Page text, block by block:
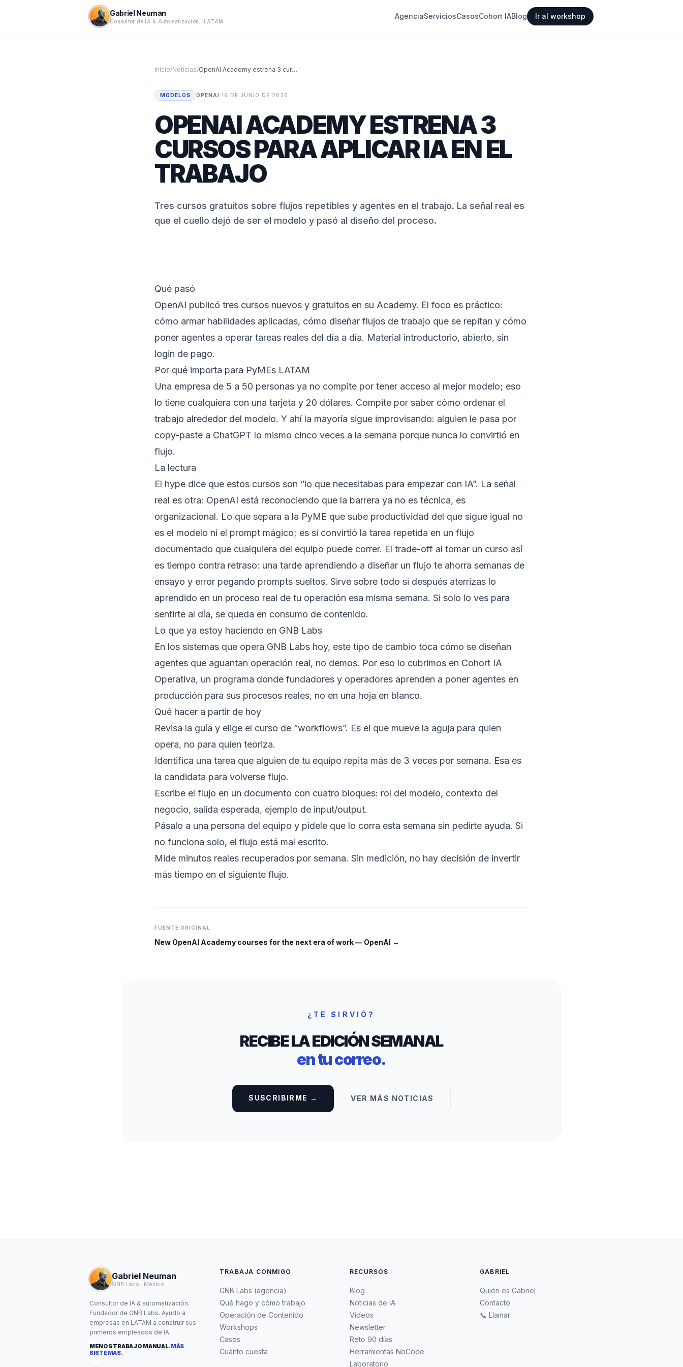
Gabriel Neuman
Consultor de IA & Automatización · LATAM
AgenciaServiciosCasosCohort IABlog Ir al workshop
Inicio/Noticias/ OpenAI Academy estrena 3 cursos para aplicar IA en el trabajo
MODELOS OPENAI ·19 DE JUNIO DE 2026
OPENAI ACADEMY ESTRENA 3
CURSOS PARA APLICAR IA EN EL
TRABAJO
Tres cursos gratuitos sobre flujos repetibles y agentes en el trabajo. La señal real es
que el cuello dejó de ser el modelo y pasó al diseño del proceso.
Qué pasó
OpenAI publicó tres cursos nuevos y gratuitos en su Academy. El foco es práctico:
cómo armar habilidades aplicadas, cómo diseñar flujos de trabajo que se repitan y cómo
poner agentes a operar tareas reales del día a día. Material introductorio, abierto, sin
login de pago.
Por qué importa para PyMEs LATAM
Una empresa de 5 a 50 personas ya no compite por tener acceso al mejor modelo; eso
lo tiene cualquiera con una tarjeta y 20 dólares. Compite por saber cómo ordenar el
trabajo alrededor del modelo. Y ahí la mayoría sigue improvisando: alguien le pasa por
copy-paste a ChatGPT lo mismo cinco veces a la semana porque nunca lo convirtió en
flujo.
La lectura
El hype dice que estos cursos son “lo que necesitabas para empezar con IA”. La señal
real es otra: OpenAI está reconociendo que la barrera ya no es técnica, es
organizacional. Lo que separa a la PyME que sube productividad del que sigue igual no
es el modelo ni el prompt mágico; es si convirtió la tarea repetida en un flujo
documentado que cualquiera del equipo puede correr. El trade-off al tomar un curso así
es tiempo contra retraso: una tarde aprendiendo a diseñar un flujo te ahorra semanas de
ensayo y error pegando prompts sueltos. Sirve sobre todo si después aterrizas lo
aprendido en un proceso real de tu operación esa misma semana. Si solo lo ves para
sentirte al día, se queda en consumo de contenido.
Lo que ya estoy haciendo en GNB Labs
En los sistemas que opera GNB Labs hoy, este tipo de cambio toca cómo se diseñan
agentes que aguantan operación real, no demos. Por eso lo cubrimos en Cohort IA
Operativa, un programa donde fundadores y operadores aprenden a poner agentes en
producción para sus procesos reales, no en una hoja en blanco.
Qué hacer a partir de hoy
Revisa la guía y elige el curso de “workflows”. Es el que mueve la aguja para quien
opera, no para quien teoriza.
Identifica una tarea que alguien de tu equipo repita más de 3 veces por semana. Esa es
la candidata para volverse flujo.
Escribe el flujo en un documento con cuatro bloques: rol del modelo, contexto del
negocio, salida esperada, ejemplo de input/output.
Pásalo a una persona del equipo y pídele que lo corra esta semana sin pedirte ayuda. Si
no funciona solo, el flujo está mal escrito.
Mide minutos reales recuperados por semana. Sin medición, no hay decisión de invertir
más tiempo en el siguiente flujo.
FUENTE ORIGINAL
New OpenAI Academy courses for the next era of work— OpenAI →
¿TE SIRVIÓ?
RECIBE LA EDICIÓN SEMANAL
en tu correo.
SUSCRIBIRME → VER MÁS NOTICIAS
Gabriel Neuman
GNB Labs · México
Consultor de IA & automatización.
Fundador de GNB Labs. Ayudo a
empresas en LATAM a construir sus
primeros empleados de IA.
MENOS TRABAJO MANUAL.MÁS
SISTEMAS.
TRABAJA CONMIGO
GNB Labs (agencia)
Qué hago y cómo trabajo
Operación de Contenido
Workshops
Casos
Cuánto cuesta
RECURSOS
Blog
Noticias de IA
Videos
Newsletter
Reto 90 días
Herramientas NoCode
Laboratorio
GABRIEL
Quién es Gabriel
Contacto
📞 Llamar